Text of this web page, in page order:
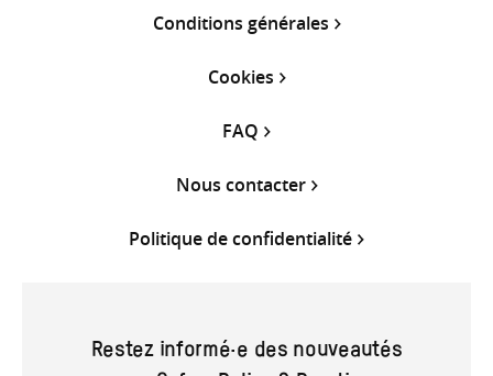
Conditions générales
Cookies
FAQ
Nous contacter
Politique de confidentialité
Restez informé·e des nouveautés